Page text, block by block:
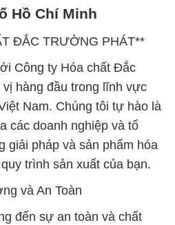
Hồ Chí Minh
ĐẮC TRƯỜNG PHÁT**
Công ty Hóa chất Đắc
hàng đầu trong lĩnh vực
Nam. Chúng tôi tự hào là
các doanh nghiệp và tổ
giải pháp và sản phẩm hóa
trình sản xuất của bạn.
và An Toàn
đến sự an toàn và chất